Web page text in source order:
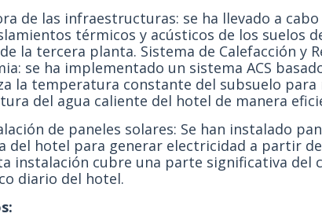
de las infraestructuras: se ha llevado a
térmicos y acústicos de los suelos
la tercera planta. Sistema de Calefacción y
se ha implementado un sistema ACS
la temperatura constante del subsuelo para
del agua caliente del hotel de manera
de paneles solares: Se han instalado
del hotel para generar electricidad a partir
instalación cubre una parte significativa del
diario del hotel.